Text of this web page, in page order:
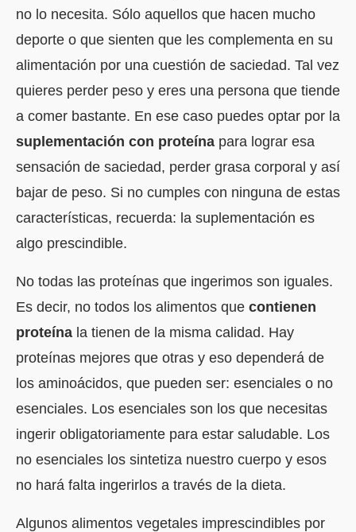
no lo necesita. Sólo aquellos que hacen mucho
deporte o que sienten que les complementa en su
alimentación por una cuestión de saciedad. Tal vez
quieres perder peso y eres una persona que tiende
a comer bastante. En ese caso puedes optar por la
suplementación con proteína para lograr esa
sensación de saciedad, perder grasa corporal y así
bajar de peso. Si no cumples con ninguna de estas
características, recuerda: la suplementación es
algo prescindible.
No todas las proteínas que ingerimos son iguales.
Es decir, no todos los alimentos que contienen
proteína la tienen de la misma calidad. Hay
proteínas mejores que otras y eso dependerá de
los aminoácidos, que pueden ser: esenciales o no
esenciales. Los esenciales son los que necesitas
ingerir obligatoriamente para estar saludable. Los
no esenciales los sintetiza nuestro cuerpo y esos
no hará falta ingerirlos a través de la dieta.
Algunos alimentos vegetales imprescindibles por